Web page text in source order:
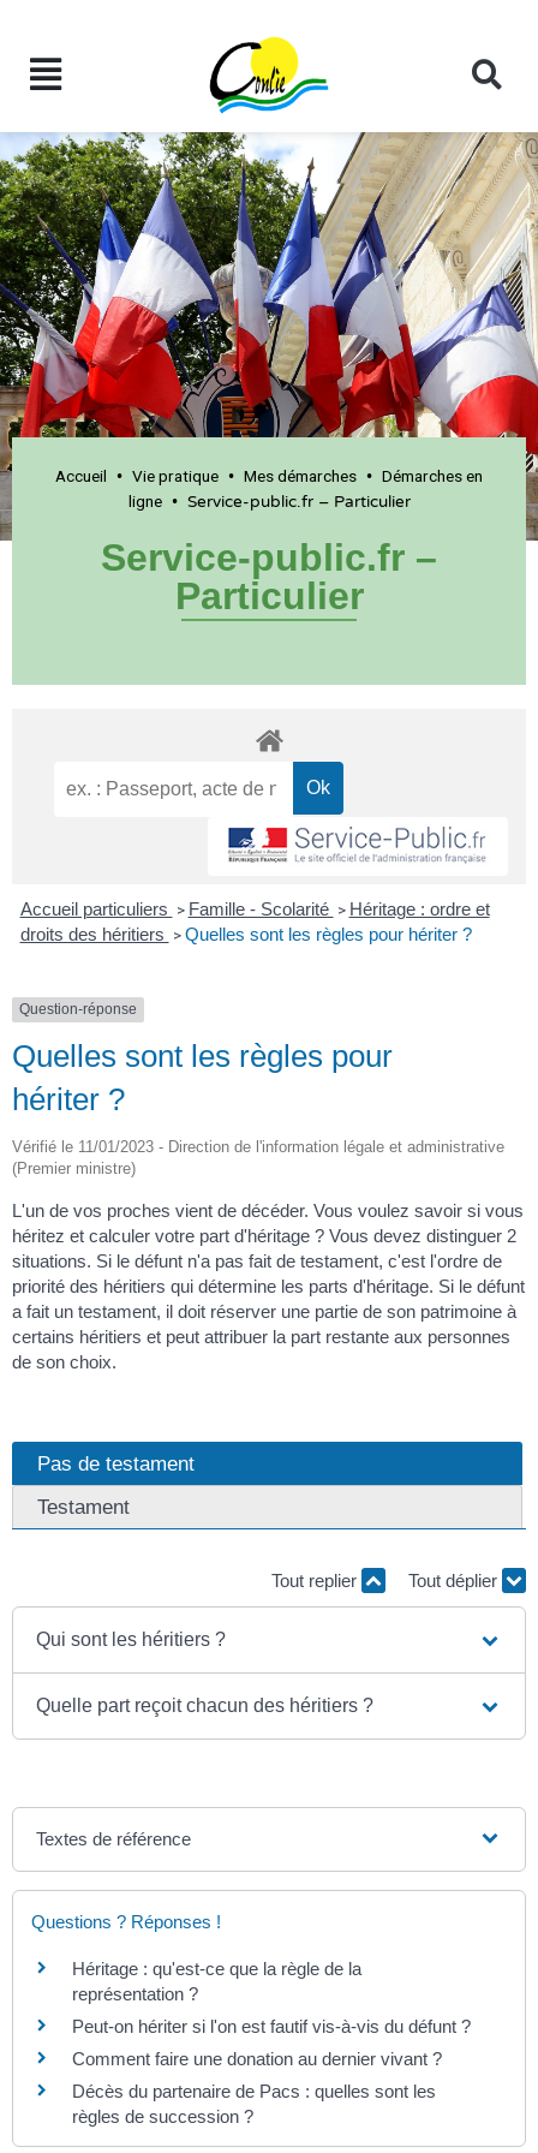
Accueil • Vie pratique • Mes démarches • Démarches en
ligne• Service-public.fr – Particulier
Service-public.fr –
Particulier
Accueil particuliers > Famille - Scolarité > Héritage : ordre et
droits des héritiers > Quelles sont les règles pour hériter ?
Question-réponse
Quelles sont les règles pour
hériter ?
Vérifié le 11/01/2023 - Direction de l'information légale et administrative
(Premier ministre)
L'un de vos proches vient de décéder. Vous voulez savoir si vous
héritez et calculer votre part d'héritage ? Vous devez distinguer 2
situations. Si le défunt n'a pas fait de testament, c'est l'ordre de
priorité des héritiers qui détermine les parts d'héritage. Si le défunt
a fait un testament, il doit réserver une partie de son patrimoine à
certains héritiers et peut attribuer la part restante aux personnes
de son choix.
Pas de testament
Testament
Tout replier Tout déplier
Qui sont les héritiers ?
Quelle part reçoit chacun des héritiers ?
Textes de référence
Questions ? Réponses !
Héritage : qu'est-ce que la règle de la
représentation ?
Peut-on hériter si l'on est fautif vis-à-vis du défunt ?
Comment faire une donation au dernier vivant ?
Décès du partenaire de Pacs : quelles sont les
règles de succession ?